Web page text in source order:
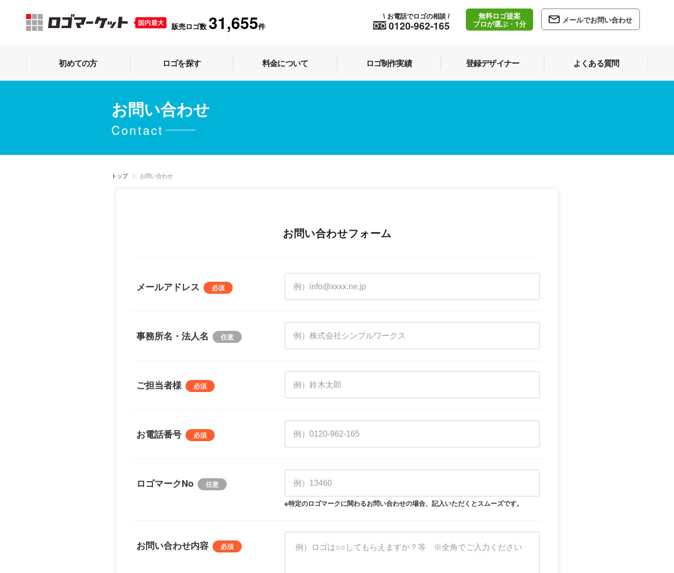
販売ロゴ数 31,655件 0120-962-165
\ お電話でロゴの相談 /
無料ロゴ提案
プロが選ぶ・1分
メールでお問い合わせ
初めての方 ロゴを探す 料金について ロゴ制作実績 登録デザイナー よくある質問
お問い合わせ
Contact
トップ お問い合わせ
お問い合わせフォーム
メールアドレス
事務所名・法人名
ご担当者様
お電話番号
ロゴマークNo
※特定のロゴマークに関わるお問い合わせの場合、記入いただくとスムーズです。
お問い合わせ内容